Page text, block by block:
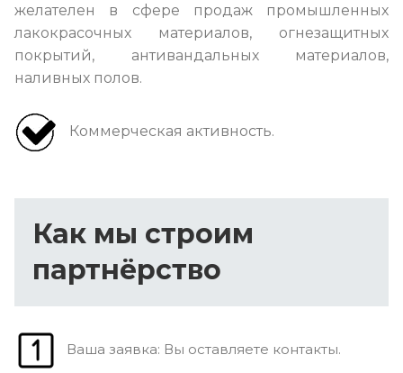
желателен в сфере продаж промышленных
лакокрасочных материалов, огнезащитных
покрытий, антивандальных материалов,
наливных полов.
Коммерческая активность.
Как мы строим
партнёрство
Ваша заявка: Вы оставляете контакты.